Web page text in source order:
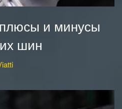
и минусы
шин